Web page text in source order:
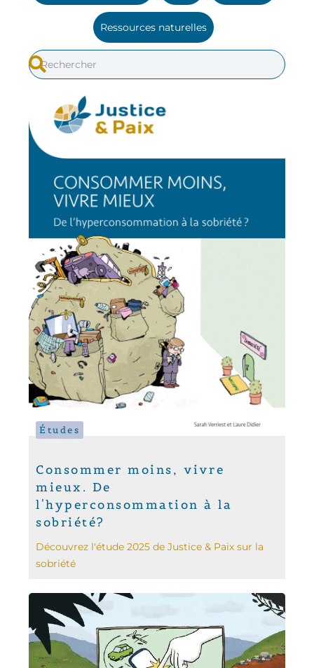
Ressources naturelles
Études
Consommer moins, vivre
mieux. De
l'hyperconsommation à la
sobriété?
Découvrez l'étude 2025 de Justice & Paix sur la
sobriété